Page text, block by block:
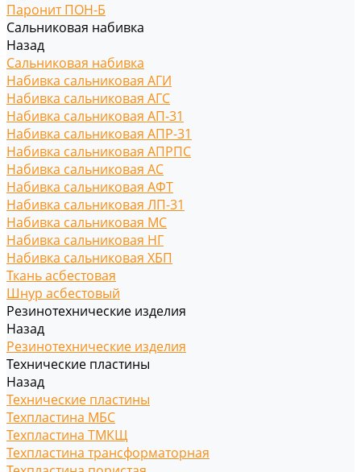
Паронит ПОН-Б
Сальниковая набивка
Назад
Сальниковая набивка
Набивка сальниковая АГИ
Набивка сальниковая АГС
Набивка сальниковая АП-31
Набивка сальниковая АПР-31
Набивка сальниковая АПРПС
Набивка сальниковая АС
Набивка сальниковая АФТ
Набивка сальниковая ЛП-31
Набивка сальниковая МС
Набивка сальниковая НГ
Набивка сальниковая ХБП
Ткань асбестовая
Шнур асбестовый
Резинотехнические изделия
Назад
Резинотехнические изделия
Технические пластины
Назад
Технические пластины
Техпластина МБС
Техпластина ТМКЩ
Техпластина трансформаторная